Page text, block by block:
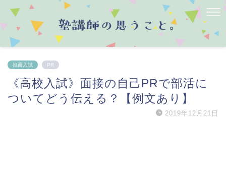
推薦入試 PR
《高校入試》面接の自己PRで部活に
ついてどう伝える？【例文あり】
2019年12月21日